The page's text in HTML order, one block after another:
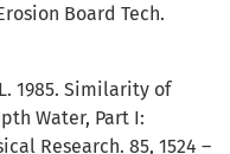
Board Tech.
1985. Similarity of
Water, Part I:
Research. 85, 1524 –